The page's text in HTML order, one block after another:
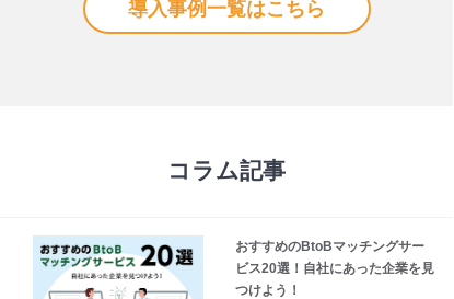
導入事例一覧はこちら
コラム記事
おすすめのBtoBマッチングサー
ビス20選！自社にあった企業を見
つけよう！